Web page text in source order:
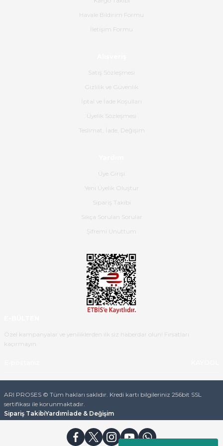
poşetlerle gönderim yapıyorlar.
olmuş, tam istediğim gibi. Ayrıca
satış personeline de güzel ve
Ürün iki gün içinde elime
hassasiyetleri ve Ürünün kalitesi
Havale Bildirim Formu
İletişim Formu
Satış Sözleşmesi
Gizlilik ve Güvenlik
İptal ve İade Koşulları
Üyelik Sözleşmesi
Teslimat, İade, Değişim
Üye Girişi
Yeni Üyelik Oluştur
Sipariş Takibi
Sıkça Sorulan Sorular
Şifremi Unuttum
Özel kampanyalar ve yeniliklerden ilk siz haberdar olun! Fırsatları
kaçırmayın.
ARI PROSES © Tüm hakları saklıdır. Kredi kartı bilgileriniz 256bit SSL
sertifikası ile korunmaktadır.
Sipariş TakibiYardımİade & Değişim